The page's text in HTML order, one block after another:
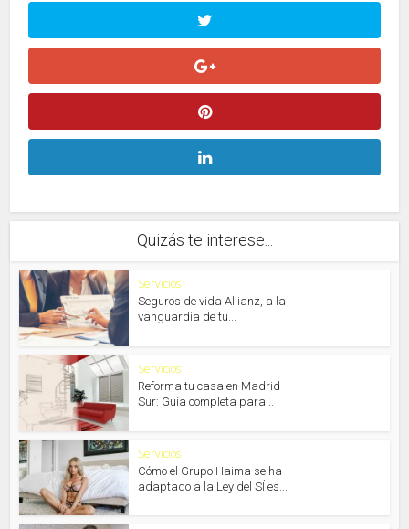
Quizás te interese...
Servicios
Seguros de vida Allianz, a la
vanguardia de tu...
Servicios
Reforma tu casa en Madrid
Sur: Guía completa para...
Servicios
Cómo el Grupo Haima se ha
adaptado a la Ley del SÍ es...